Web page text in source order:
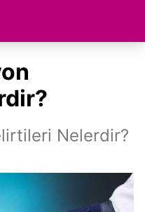
Nelerdir?